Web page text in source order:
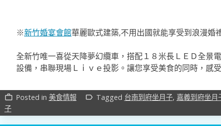
※新竹婚宴會館華麗歐式建築,不用出國就能享受到浪漫婚
全新竹唯一喜從天降夢幻纜車，搭配１８米長ＬＥＤ全景
設備，串聯現場Ｌｉｖｅ投影。讓您享受美食的同時，感
work_outline Posted in 美食情報 label_outline Tagged 台南到府坐月子, 嘉義到府坐月
子